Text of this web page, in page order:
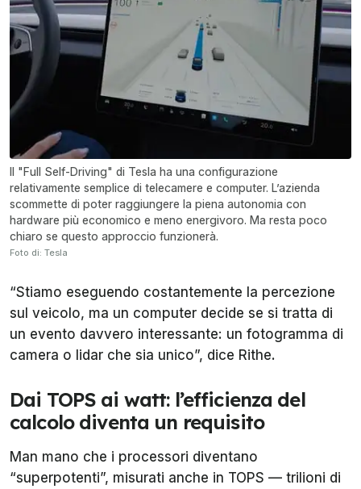
Il "Full Self-Driving" di Tesla ha una configurazione
relativamente semplice di telecamere e computer. L’azienda
scommette di poter raggiungere la piena autonomia con
hardware più economico e meno energivoro. Ma resta poco
chiaro se questo approccio funzionerà.
Foto di: Tesla
“Stiamo eseguendo costantemente la percezione
sul veicolo, ma un computer decide se si tratta di
un evento davvero interessante: un fotogramma di
camera o lidar che sia unico”, dice Rithe.
Dai TOPS ai watt: l’efficienza del
calcolo diventa un requisito
Man mano che i processori diventano
“superpotenti”, misurati anche in TOPS — trilioni di